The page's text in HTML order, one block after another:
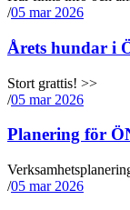
/05 mar 2026
Årets hundar i
Stort grattis! >>
/05 mar 2026
Planering för
/05 mar 2026